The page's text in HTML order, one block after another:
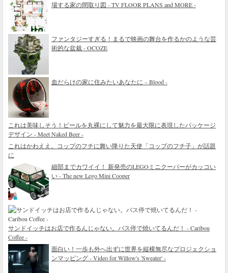
場する家の間取り図 - TV FLOOR PLANS and MORE -
ファンタジーすぎる！まるで映画の舞台を作るかのような芸
術的な盆栽 - OCOZE
血だらけの家に住みたいあなたに – Blood -
これは美味しそう！ビールを丸裸にして魅力を最大限に表現したパッケージ
デザイン - Meet Naked Beer -
これはかわええ。コップのフチに舞い降りた天使「コップのフチ子」が話題
に
細部までカワイイ！ 新発売のLEGOミニクーパーがカッコい
い - The new Lego Mini Cooper
サンドイッチはお店で作るんじゃない。バス停で焼いてるんだ！ - Caribou
Coffee -
面白い！一歩も外へ出ずに世界を縦横無尽なプロジェクショ
ンマッピング - Video for Willow's 'Sweater' -